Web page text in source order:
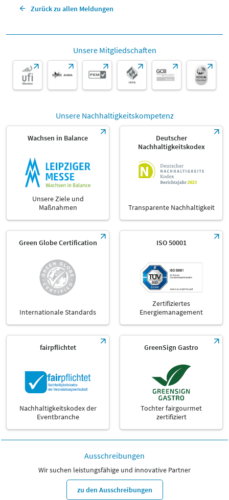
Zurück zu allen Meldungen
Unsere Mitgliedschaften
Unsere Nachhaltigkeitskompetenz
Wachsen in Balance
Unsere Ziele und
Maßnahmen
Deutscher
Nachhaltigkeitskodex
Transparente Nachhaltigkeit
Green Globe Certification
Internationale Standards
ISO 50001
Zertifiziertes
Energiemanagement
fairpflichtet
Nachhaltigkeitskodex der
Eventbranche
GreenSign Gastro
Tochter fairgourmet
zertifiziert
Ausschreibungen
Wir suchen leistungsfähige und innovative Partner
zu den Ausschreibungen